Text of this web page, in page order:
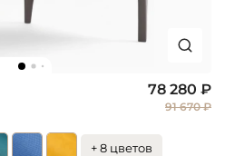
78 280 ₽
91 670 ₽
+ 8 цветов